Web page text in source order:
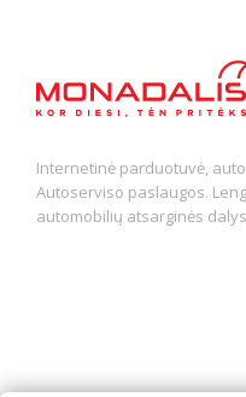
Internetinė parduotuvė,
Autoserviso paslaugos.
automobilių atsarginės